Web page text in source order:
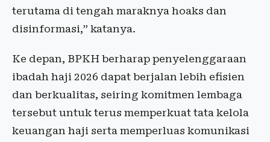
terutama di tengah maraknya hoaks dan
disinformasi,” katanya.
Ke depan, BPKH berharap penyelenggaraan
ibadah haji 2026 dapat berjalan lebih efisien
dan berkualitas, seiring komitmen lembaga
tersebut untuk terus memperkuat tata kelola
keuangan haji serta memperluas komunikasi